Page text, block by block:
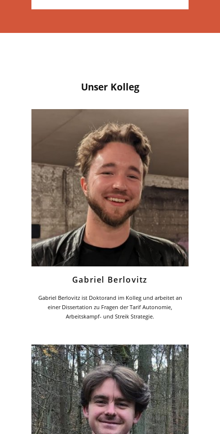
Unser Kolleg
Gabriel Berlovitz
Gabriel Berlovitz ist Doktorand im Kolleg und arbeitet an
einer Dissertation zu Fragen der Tarif Autonomie,
Arbeitskampf- und Streik Strategie.